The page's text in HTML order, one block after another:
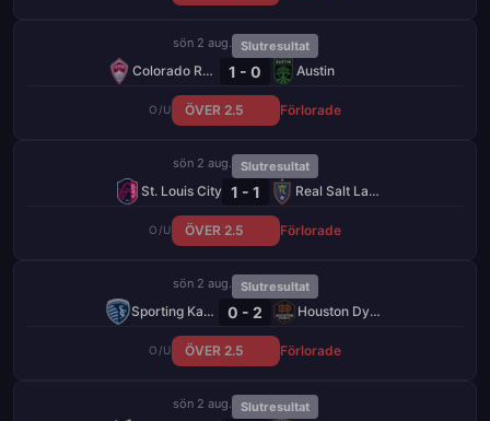
sön 2 aug. Slutresultat
Colorado Rapids 1 - 0 Austin
O/U ÖVER 2.5 Förlorade
sön 2 aug. Slutresultat
St. Louis City 1 - 1 Real Salt Lake
O/U ÖVER 2.5 Förlorade
sön 2 aug. Slutresultat
Sporting Kansas City 0 - 2 Houston Dynamo
O/U ÖVER 2.5 Förlorade
sön 2 aug. Slutresultat